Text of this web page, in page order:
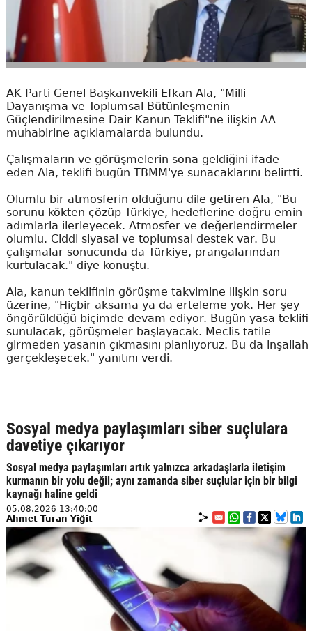
AK Parti Genel Başkanvekili Efkan Ala, "Milli
Dayanışma ve Toplumsal Bütünleşmenin
Güçlendirilmesine Dair Kanun Teklifi"ne ilişkin AA
muhabirine açıklamalarda bulundu.
Çalışmaların ve görüşmelerin sona geldiğini ifade
eden Ala, teklifi bugün TBMM'ye sunacaklarını belirtti.
Olumlu bir atmosferin olduğunu dile getiren Ala, "Bu
sorunu kökten çözüp Türkiye, hedeflerine doğru emin
adımlarla ilerleyecek. Atmosfer ve değerlendirmeler
olumlu. Ciddi siyasal ve toplumsal destek var. Bu
çalışmalar sonucunda da Türkiye, prangalarından
kurtulacak." diye konuştu.
Ala, kanun teklifinin görüşme takvimine ilişkin soru
üzerine, "Hiçbir aksama ya da erteleme yok. Her şey
öngörüldüğü biçimde devam ediyor. Bugün yasa teklifi
sunulacak, görüşmeler başlayacak. Meclis tatile
girmeden yasanın çıkmasını planlıyoruz. Bu da inşallah
gerçekleşecek." yanıtını verdi.
Sosyal medya paylaşımları siber suçlulara
davetiye çıkarıyor
Sosyal medya paylaşımları artık yalnızca arkadaşlarla iletişim
kurmanın bir yolu değil; aynı zamanda siber suçlular için bir bilgi
kaynağı haline geldi
05.08.2026 13:40:00
Ahmet Turan Yiğit